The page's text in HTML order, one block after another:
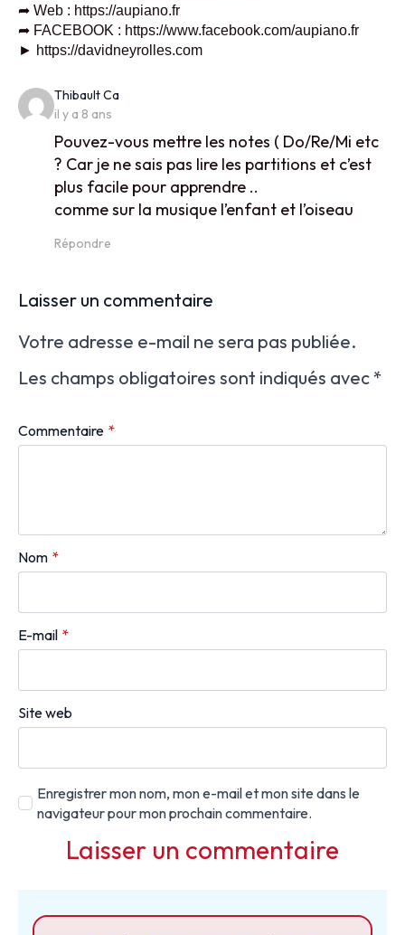
➦ Web : https://aupiano.fr
➦ FACEBOOK : https://www.facebook.com/aupiano.fr
► https://davidneyrolles.com
Thibault Casays:
il y a 8 ans
Pouvez-vous mettre les notes ( Do/Re/Mi etc
? Car je ne sais pas lire les partitions et c’est
plus facile pour apprendre ..
comme sur la musique l’enfant et l’oiseau
Répondre
Laisser un commentaire
Votre adresse e-mail ne sera pas publiée.
Les champs obligatoires sont indiqués avec*
Commentaire *
Nom *
E-mail *
Site web
Enregistrer mon nom, mon e-mail et mon site dans le
navigateur pour mon prochain commentaire.